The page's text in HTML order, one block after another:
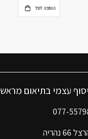
הוספה לסל
עצמי בתיאום מראש
077-
נהריה